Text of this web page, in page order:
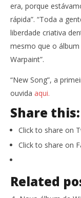
era, porque
rápida”. “Toda a
liberdade criativa
mesmo que o
Warpaint”.
“New Song”, a
ouvida aqui.
Share this:
Click to share on
Click to share on
Related